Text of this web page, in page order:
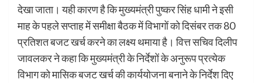
देखा जाता। यही कारण है कि मुख्यमंत्री पुष्कर सिंह धामी ने इसी
माह के पहले सप्ताह में समीक्षा बैठक में विभागों को दिसंबर तक 80
प्रतिशत बजट खर्च करने का लक्ष्य थमाया है। वित्त सचिव दिलीप
जावलकर ने कहा कि मुख्यमंत्री के निर्देशों के अनुरूप प्रत्येक
विभाग को मासिक बजट खर्च की कार्ययोजना बनाने के निर्देश दिए